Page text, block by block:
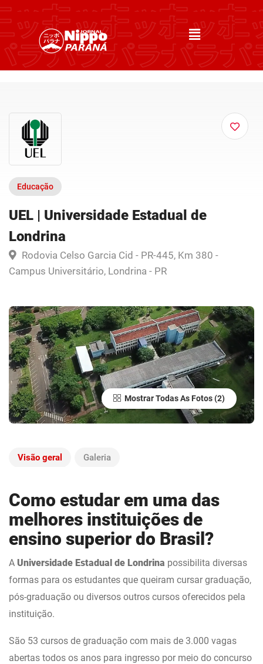
Educação
UEL | Universidade Estadual de
Londrina
Rodovia Celso Garcia Cid - PR-445, Km 380 -
Campus Universitário, Londrina - PR
Mostrar Todas As Fotos
Visão geral Galeria
Como estudar em uma das
melhores instituições de
ensino superior do Brasil?
A Universidade Estadual de Londrina possibilita diversas
formas para os estudantes que queiram cursar graduação,
pós-graduação ou diversos outros cursos oferecidos pela
instituição.
São 53 cursos de graduação com mais de 3.000 vagas
abertas todos os anos para ingresso por meio do concurso